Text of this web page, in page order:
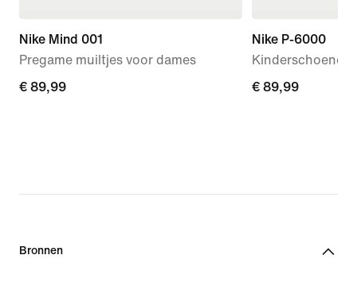
Nike Mind 001
Pregame muiltjes voor dames
€ 89,99
€ 89,99
Nike P-6000
Kinderschoenen
€ 89,99
€ 89,99
Bronnen